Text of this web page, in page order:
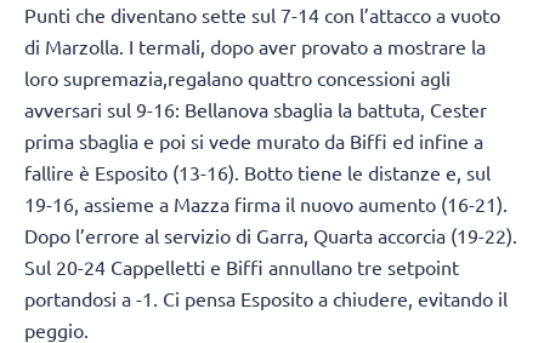
Punti che diventano sette sul 7-14 con l’attacco a vuoto
di Marzolla. I termali, dopo aver provato a mostrare la
loro supremazia,regalano quattro concessioni agli
avversari sul 9-16: Bellanova sbaglia la battuta, Cester
prima sbaglia e poi si vede murato da Biffi ed infine a
fallire è Esposito (13-16). Botto tiene le distanze e, sul
19-16, assieme a Mazza firma il nuovo aumento (16-21).
Dopo l’errore al servizio di Garra, Quarta accorcia (19-22).
Sul 20-24 Cappelletti e Biffi annullano tre setpoint
portandosi a -1. Ci pensa Esposito a chiudere, evitando il
peggio.